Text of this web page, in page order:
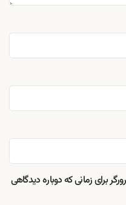
برای زمانی که دوباره دیدگاهی